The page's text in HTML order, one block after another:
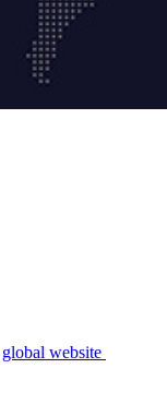
global website